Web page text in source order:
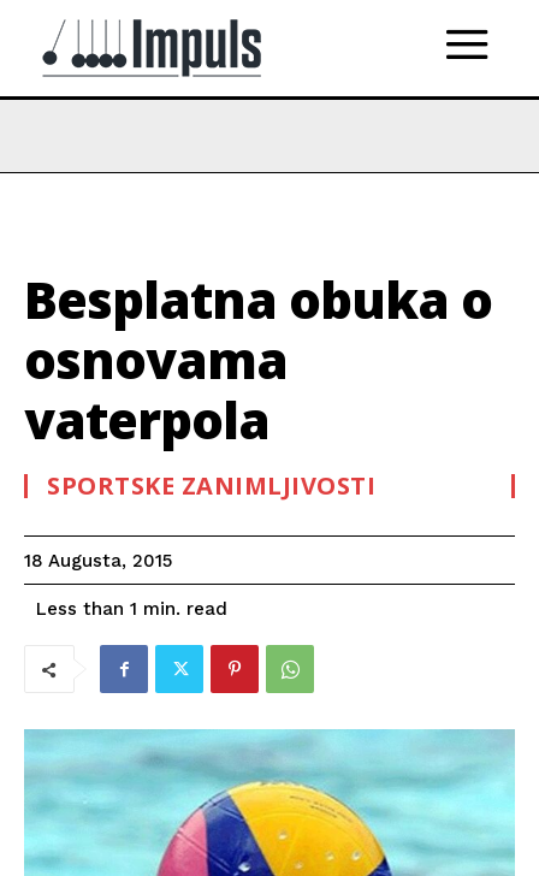
Besplatna obuka o
osnovama
vaterpola
SPORTSKE ZANIMLJIVOSTI
18 Augusta, 2015
Less than 1 min. read